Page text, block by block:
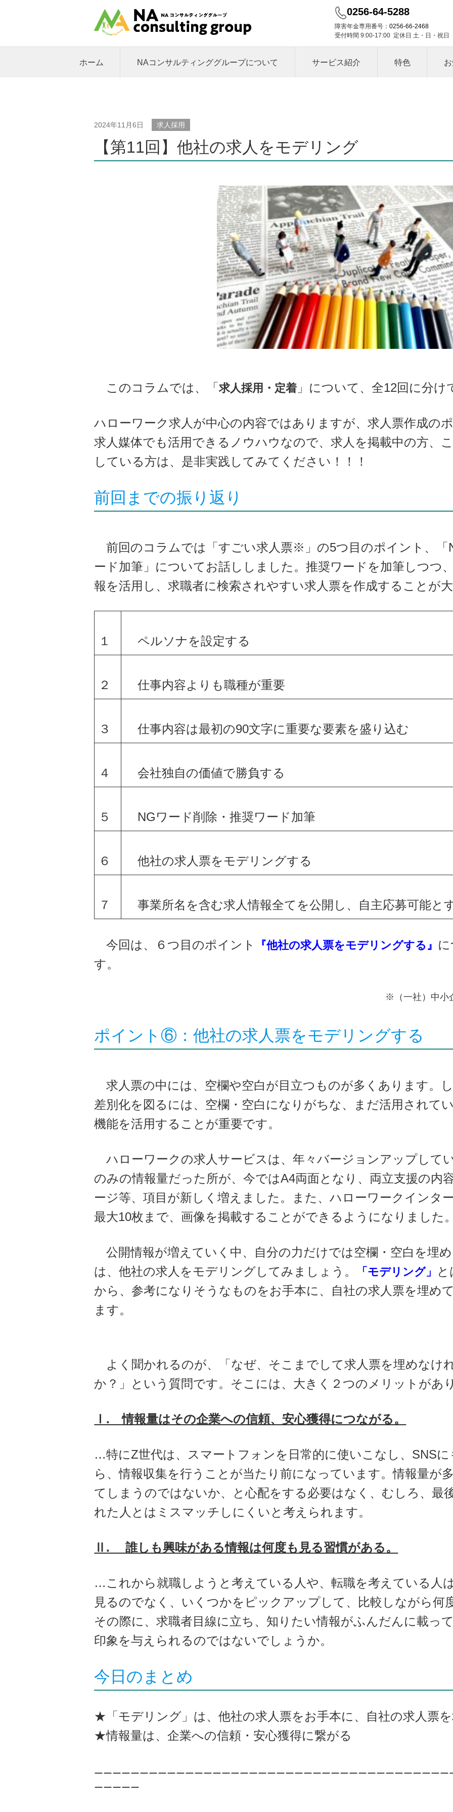
0256-64-5288
障害年金専用番号： 0256-66-2468
受付時間 9:00-17:00 定休日 土・日・祝日
ホーム NAコンサルティンググループについて サービス紹介 特色
2024年11月6日 求人採用
【第11回】他社の求人をモデリング
このコラムでは、「求人採用・定着 」について、全12回に分
ハローワーク求人が中心の内容ではありますが、求人票作成の
求人媒体でも活用できるノウハウなので、求人を掲載中の方、
している方は、是非実践してみてください！！！
前回までの振り返り
前回のコラムでは「すごい求人票※」の5つ目のポイント、
ード加筆」についてお話ししました。推奨ワードを加筆しつつ
報を活用し、求職者に検索されやすい求人票を作成することが
１ ペルソナを設定する
２ 仕事内容よりも職種が重要
３ 仕事内容は最初の90文字に重要な要素を盛り込む
４ 会社独自の価値で勝負する
５ NGワード削除・推奨ワード加筆
６ 他社の求人票をモデリングする
７ 事業所名を含む求人情報全てを公開し、自主応募可能と
今回は、６つ目のポイント 『他社の求人票をモデリングする』
す。
※（一社）中小
ポイント⑥：他社の求人票をモデリングする
求人票の中には、空欄や空白が目立つものが多くあります。
差別化を図るには、空欄・空白になりがちな、まだ活用されて
機能を活用することが重要です。
ハローワークの求人サービスは、年々バージョンアップして
のみの情報量だった所が、今ではA4両面となり、両立支援の内
ージ等、項目が新しく増えました。また、ハローワークインタ
最大10枚まで、画像を掲載することができるようになりました
公開情報が増えていく中、自分の力だけでは空欄・空白を埋
は、他社の求人をモデリングしてみましょう。
「モデリング」
から、参考になりそうなものをお手本に、自社の求人票を埋め
ます。
よく聞かれるのが、「なぜ、そこまでして求人票を埋めなけ
か？」という質問です。そこには、大きく２つのメリットがあ
Ⅰ. 情報量はその企業への信頼、安心獲得につながる。
…特にZ世代は、スマートフォンを日常的に使いこなし、SNS
ら、情報収集を行うことが当たり前になっています。情報量が
てしまうのではないか、と心配をする必要はなく、むしろ、最
れた人とはミスマッチしにくいと考えられます。
Ⅱ.誰しも興味がある情報は何度も見る習慣がある。
…これから就職しようと考えている人や、転職を考えている人
見るのでなく、いくつかをピックアップして、比較しながら何
その際に、求職者目線に立ち、知りたい情報がふんだんに載っ
印象を与えられるのではないでしょうか。
今日のまとめ
★「モデリング」は、他社の求人票をお手本に、自社の求人票
★情報量は、企業への信頼・安心獲得に繋がる
ーーーーーーーーーーーーーーーーーーーーーーーーーーーーーーーーーーーーーー
ーーーーー